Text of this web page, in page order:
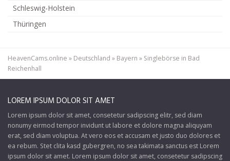
Schleswig-Holstein
Thüringen
HeavenCams.online » Deutschland » Bayern » Singlebörse in Bad
Reichenhall
LOREM IPSUM DOLOR SIT AMET
Lorem ipsum dolor sit amet, consetetur sadipscing elitr, sed diam
nonumy eirmod tempor invidunt ut labore et dolore magna aliquyam
erat, sed diam voluptua. At vero eos et accusam et justo duo dolores et
ea rebum. Stet clita kasd gubergren, no sea takimata sanctus est Lorem
ipsum dolor sit amet. Lorem ipsum dolor sit amet, consetetur sadipscing